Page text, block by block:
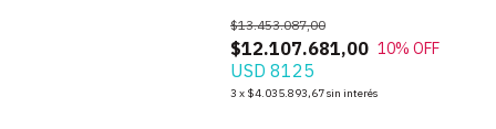
$12.107.681,00
$13.453.087,00
10% OFF
USD 8125
3 x $4.035.893,67sin interés